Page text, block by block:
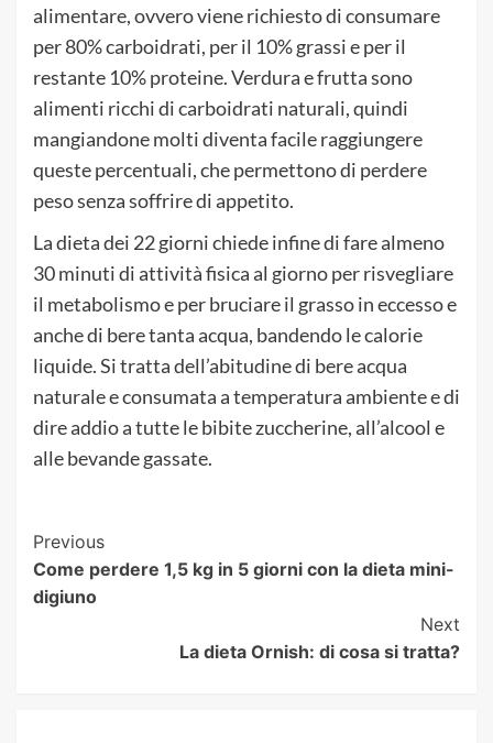
alimentare, ovvero viene richiesto di consumare
per 80% carboidrati, per il 10% grassi e per il
restante 10% proteine. Verdura e frutta sono
alimenti ricchi di carboidrati naturali, quindi
mangiandone molti diventa facile raggiungere
queste percentuali, che permettono di perdere
peso senza soffrire di appetito.
La dieta dei 22 giorni chiede infine di fare almeno
30 minuti di attività fisica al giorno per risvegliare
il metabolismo e per bruciare il grasso in eccesso e
anche di bere tanta acqua, bandendo le calorie
liquide. Si tratta dell’abitudine di bere acqua
naturale e consumata a temperatura ambiente e di
dire addio a tutte le bibite zuccherine, all’alcool e
alle bevande gassate.
Post
Navigation
Previous
Come perdere 1,5 kg in 5 giorni con la dieta mini-
digiuno
Next
La dieta Ornish: di cosa si tratta?